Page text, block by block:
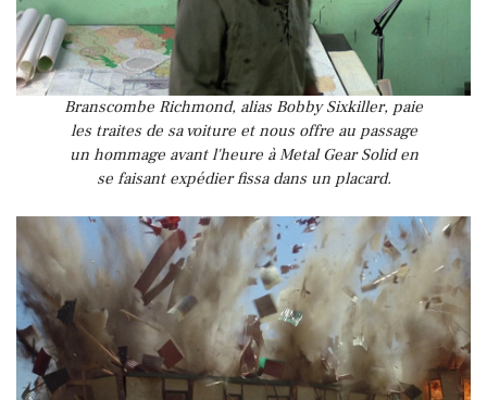
Branscombe Richmond, alias Bobby Sixkiller, paie
les traites de sa voiture et nous offre au passage
un hommage avant l'heure à Metal Gear Solid en
se faisant expédier fissa dans un placard.